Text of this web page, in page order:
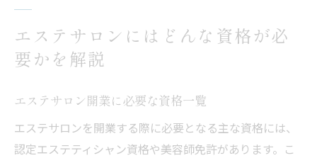
エステサロンにはどんな資格が必
要かを解説
エステサロン開業に必要な資格一覧
エステサロンを開業する際に必要となる主な資格には、
認定エステティシャン資格や美容師免許があります。こ